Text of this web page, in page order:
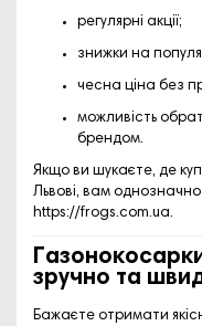
регулярні акції;
знижки на
чесна ціна без
можливість
брендом.
Якщо ви шукаєте, де
Львові, вам однозначно
https://frogs.com.ua.
зручно та
Бажаєте отримати